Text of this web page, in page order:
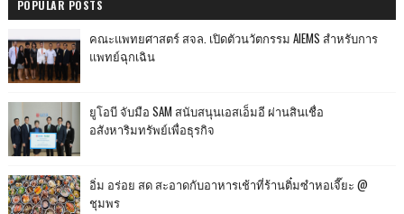
POPULAR POSTS
คณะแพทยศาสตร์ สจล. เปิดตัวนวัตกรรม AIEMS สำหรับการ
แพทย์ฉุกเฉิน
ยูโอบี จับมือ SAM สนับสนุนเอสเอ็มอี ผ่านสินเชื่อ
อสังหาริมทรัพย์เพื่อธุรกิจ
อิ่ม อร่อย สด สะอาดกับอาหารเช้าที่ร้านติ๋มซำหอเจี๊ยะ @
ชุมพร